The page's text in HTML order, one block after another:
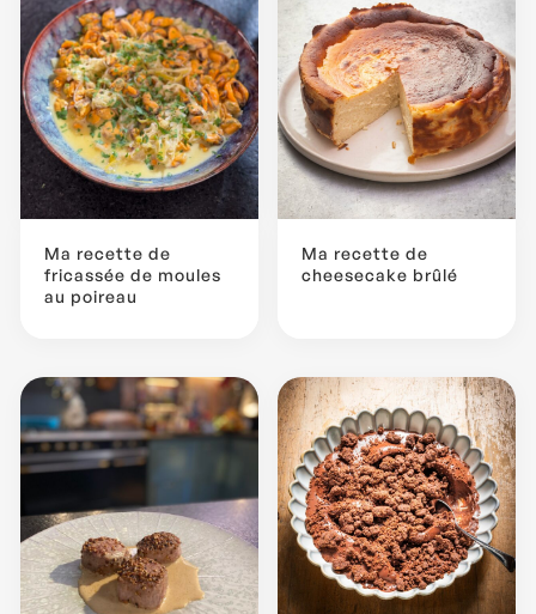
Ma recette de
fricassée de moules
au poireau
Ma recette de
cheesecake brûlé